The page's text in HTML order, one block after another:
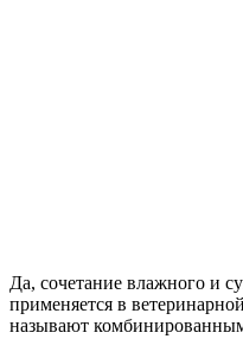
Да, сочетание влажного и
применяется в
называют